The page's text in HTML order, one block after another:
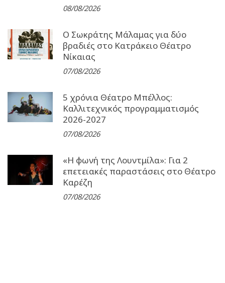
08/08/2026
Ο Σωκράτης Μάλαμας για δύο
βραδιές στο Κατράκειο Θέατρο
Νίκαιας
07/08/2026
5 χρόνια Θέατρο Μπέλλος:
Καλλιτεχνικός προγραμματισμός
2026-2027
07/08/2026
«Η φωνή της Λουντμίλα»: Για 2
επετειακές παραστάσεις στο Θέατρο
Καρέζη
07/08/2026